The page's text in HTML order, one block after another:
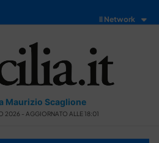
Il Network
Maurizio Scaglione
2026 - AGGIORNATO ALLE 18:01